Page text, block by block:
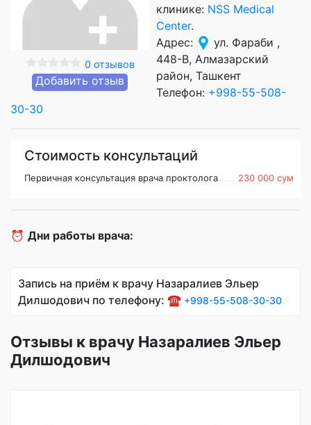
0 отзывов
Добавить отзыв
клинике: NSS Medical
Center.
Адрес:
ул. Фараби ,
448-B, Алмазарский
район, Ташкент
Телефон: +998-55-508-
30-30
Стоимость консультаций
Первичная консультация врача проктолога 230 000 сум
⏰ Дни работы врача:
Запись на приём к врачу Назаралиев Эльер
Дилшодович по телефону: ☎️ +998-55-508-30-30
Отзывы к врачу Назаралиев Эльер
Дилшодович